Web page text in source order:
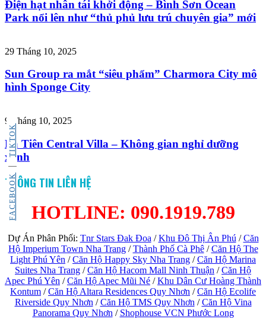
FACEBOOK
TIKTOK
Điện hạt nhân tái khởi động – Bình Sơn Ocean
Park nổi lên như “thủ phủ lưu trú chuyên gia” mới
29 Tháng 10, 2025
Sun Group ra mắt “siêu phẩm” Charmora City mô
hình Sponge City
9 Tháng 10, 2025
La Tiên Central Villa – Không gian nghỉ dưỡng
xanh
THÔNG TIN LIÊN HỆ
HOTLINE: 090.1919.789
Dự Án Phân Phối: Tnr Stars Đak Đoa /Khu Đô Thị Ân Phú /Căn
Hộ Imperium Town Nha Trang/Thành Phố Cà Phê/Căn Hộ The
Light Phú Yên /Căn Hộ Happy Sky Nha Trang /Căn Hộ Marina
Suites Nha Trang /Căn Hộ Hacom Mall Ninh Thuận /Căn Hộ
Apec Phú Yên /Căn Hộ Apec Mũi Né /Khu Dân Cư Hoàng Thành
Kontum /Căn Hộ Altara Residences Quy Nhơn /Căn Hộ Ecolife
Riverside Quy Nhơn /Căn Hộ TMS Quy Nhơn /Căn Hộ Vina
Panorama Quy Nhơn / Shophouse VCN Phước Long